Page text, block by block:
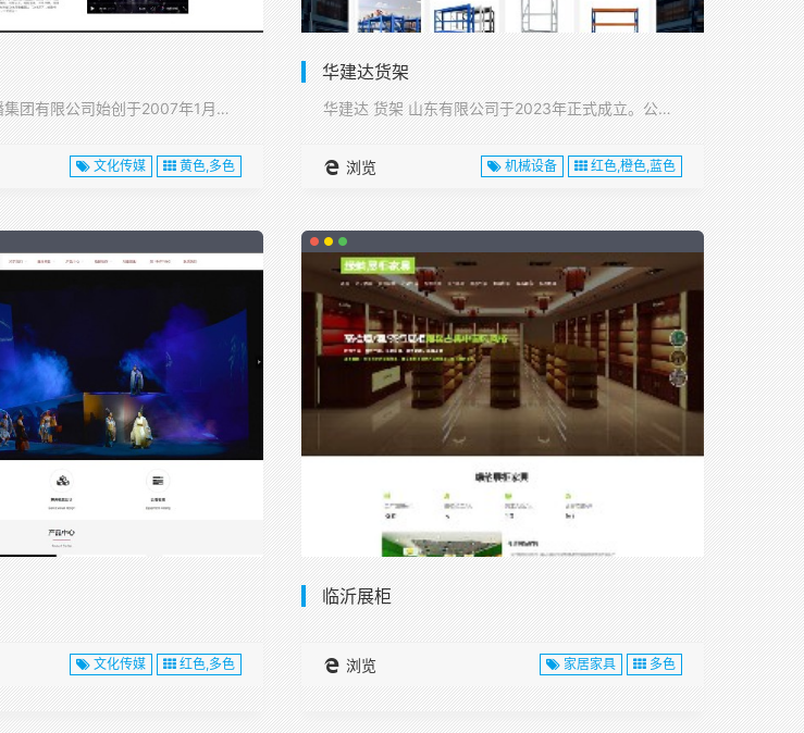
山东华韵文化传播集团有限公司始创于2007年1月，注册资本1···
文化传媒 黄色,多色
华建达货架
华建达 货架 山东有限公司于2023年正式成立。公司位于山东···
浏览 机械设备 红色,橙色,蓝色
文化传媒 红色,多色
临沂展柜
浏览 家居家具 多色